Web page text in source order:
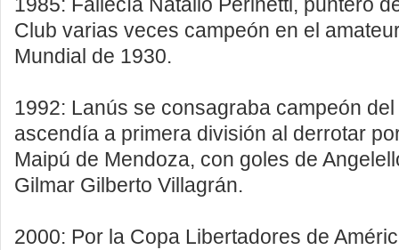
Club varias veces campeón en el
Mundial de 1930.
1992: Lanús se consagraba campeón
ascendía a primera división al derrotar
Maipú de Mendoza, con goles de
Gilmar Gilberto Villagrán.
2000: Por la Copa Libertadores de